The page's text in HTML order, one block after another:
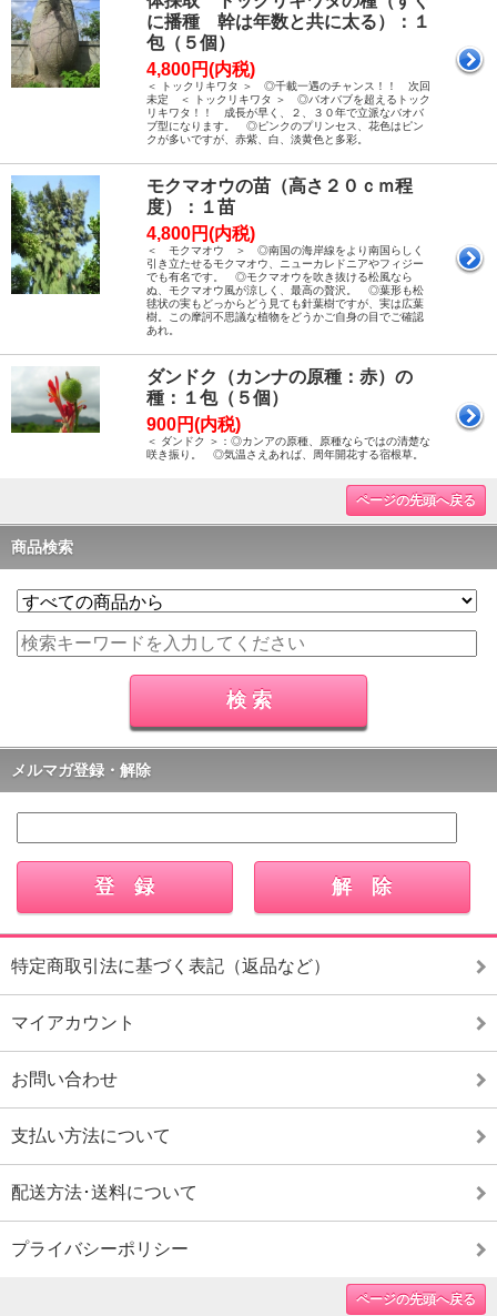
に播種 幹は年数と共に太る）：１
包（５個）
4,800円(内税)
＜ トックリキワタ ＞ ◎千載一遇のチャンス！！ 次回
未定 ＜ トックリキワタ ＞ ◎バオバブを超えるトック
リキワタ！！ 成長が早く、２、３０年で立派なバオバ
ブ型になります。 ◎ピンクのプリンセス、花色はピン
クが多いですが、赤紫、白、淡黄色と多彩。
モクマオウの苗（高さ２０ｃｍ程
度）：１苗
4,800円(内税)
＜ モクマオウ ＞ ◎南国の海岸線をより南国らしく
引き立たせるモクマオウ、ニューカレドニアやフィジー
でも有名です。 ◎モクマオウを吹き抜ける松風なら
ぬ、モクマオウ風が涼しく、最高の贅沢。 ◎葉形も松
毬状の実もどっからどう見ても針葉樹ですが、実は広葉
樹。この摩訶不思議な植物をどうかご自身の目でご確認
あれ。
ダンドク（カンナの原種：赤）の
種：１包（５個）
900円(内税)
＜ ダンドク ＞：◎カンアの原種、原種ならではの清楚な
咲き振り。 ◎気温さえあれば、周年開花する宿根草。
ページの先頭へ戻る
商品検索
メルマガ登録・解除
特定商取引法に基づく表記（返品など）
マイアカウント
お問い合わせ
支払い方法について
配送方法･送料について
プライバシーポリシー
ページの先頭へ戻る